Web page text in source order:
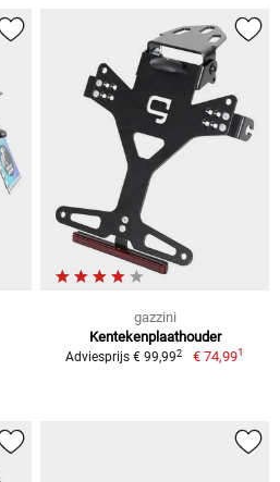
gazzini
Kentekenplaathouder
Adviesprijs € 99,992 € 74,991